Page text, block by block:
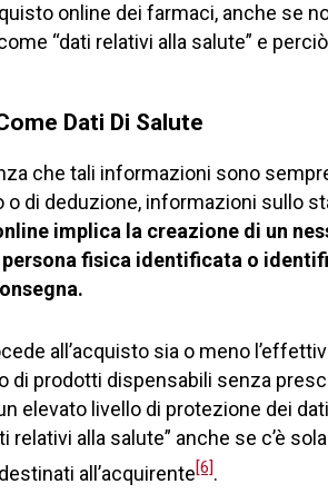
online dei farmaci, anche se
“dati relativi alla salute” e
Dati Di Salute
che tali informazioni sono
di deduzione, informazioni sullo
implica la creazione di un
fisica identificata o
all’acquisto sia o meno
prodotti dispensabili senza
elevato livello di protezione dei
alla salute” anche se c’è
all’acquirente[6].